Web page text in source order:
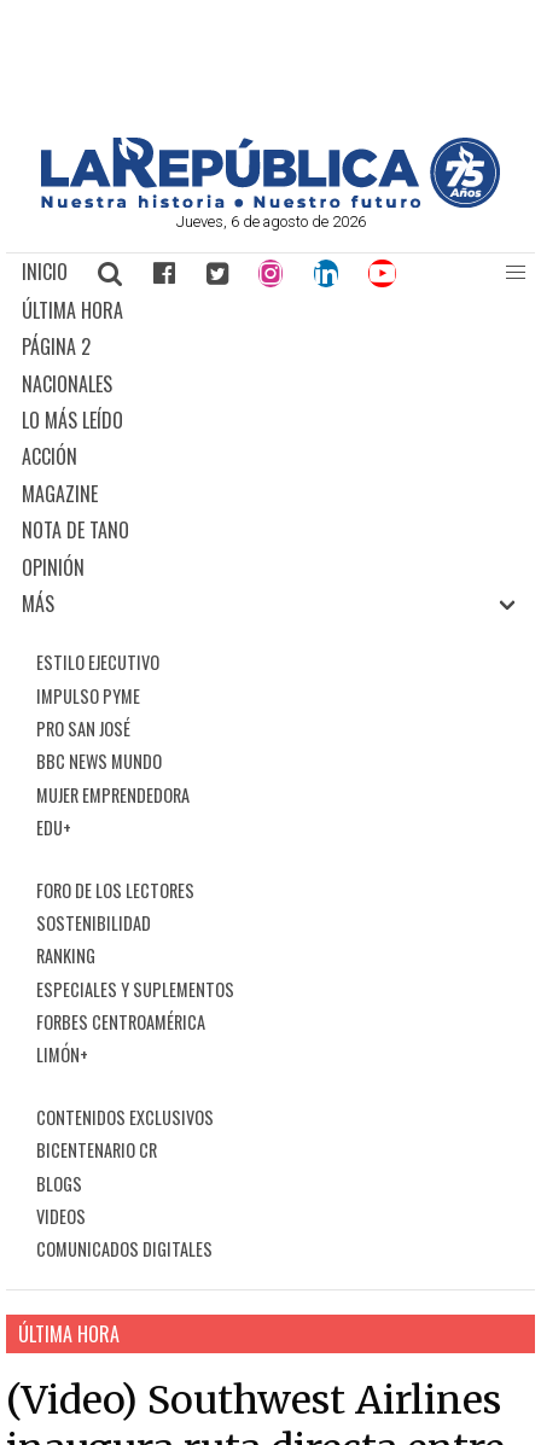
Jueves, 6 de agosto de 2026
INICIO
ÚLTIMA HORA
PÁGINA 2
NACIONALES
LO MÁS LEÍDO
ACCIÓN
MAGAZINE
NOTA DE TANO
OPINIÓN
MÁS
ESTILO EJECUTIVO
IMPULSO PYME
PRO SAN JOSÉ
BBC NEWS MUNDO
MUJER EMPRENDEDORA
EDU+
FORO DE LOS LECTORES
SOSTENIBILIDAD
RANKING
ESPECIALES Y SUPLEMENTOS
FORBES CENTROAMÉRICA
LIMÓN+
CONTENIDOS EXCLUSIVOS
BICENTENARIO CR
BLOGS
VIDEOS
COMUNICADOS DIGITALES
ÚLTIMA HORA
(Video) Southwest Airlines